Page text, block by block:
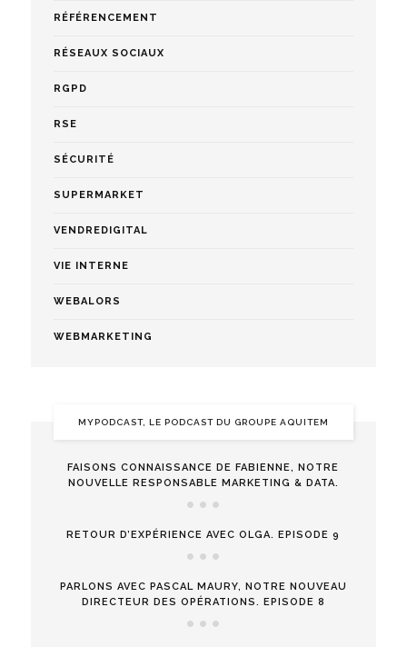
RÉFÉRENCEMENT
RÉSEAUX SOCIAUX
RGPD
RSE
SÉCURITÉ
SUPERMARKET
VENDREDIGITAL
VIE INTERNE
WEBALORS
WEBMARKETING
MYPODCAST, LE PODCAST DU GROUPE AQUITEM
FAISONS CONNAISSANCE DE FABIENNE, NOTRE
NOUVELLE RESPONSABLE MARKETING & DATA.
RETOUR D’EXPÉRIENCE AVEC OLGA. EPISODE 9
PARLONS AVEC PASCAL MAURY, NOTRE NOUVEAU
DIRECTEUR DES OPÉRATIONS. EPISODE 8